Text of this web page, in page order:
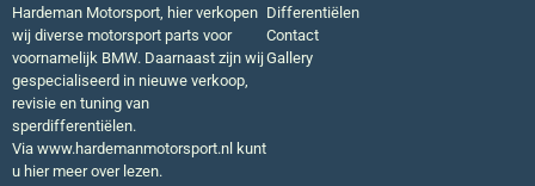
Hardeman Motorsport, hier verkopen
wij diverse motorsport parts voor
voornamelijk BMW. Daarnaast zijn wij
gespecialiseerd in nieuwe verkoop,
revisie en tuning van
sperdifferentiëlen.
Via www.hardemanmotorsport.nl kunt
u hier meer over lezen.
Differentiëlen
Contact
Gallery